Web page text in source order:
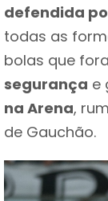
defendida
todas as
bolas que
segurança e
na Arena,
de Gauchão.